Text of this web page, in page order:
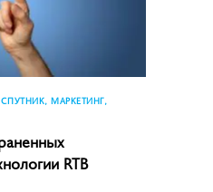
МАРКЕТИНГ,
RTB